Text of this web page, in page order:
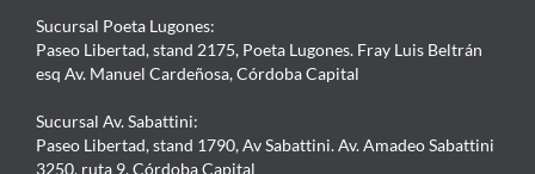
Sucursal Poeta Lugones:
Paseo Libertad, stand 2175, Poeta Lugones. Fray Luis Beltrán
esq Av. Manuel Cardeñosa, Córdoba Capital
Sucursal Av. Sabattini:
Paseo Libertad, stand 1790, Av Sabattini. Av. Amadeo Sabattini
3250, ruta 9, Córdoba Capital